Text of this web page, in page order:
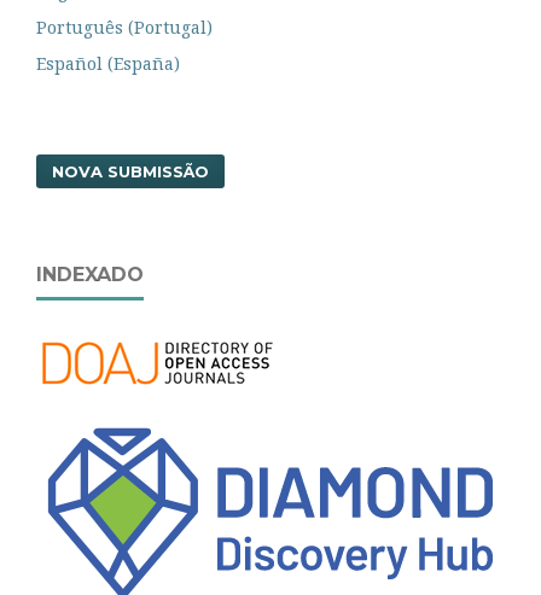
Português (Portugal)
Español (España)
NOVA SUBMISSÃO
INDEXADO